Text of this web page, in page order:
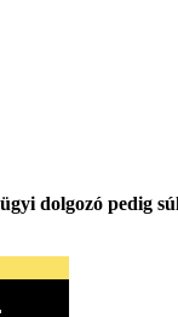
dolgozó pedig